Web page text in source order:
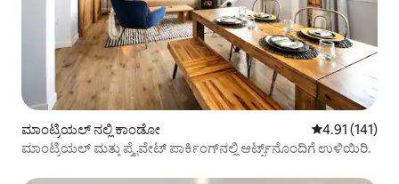
ಮಾಂಟ್ರಿಯಲ್ ನಲ್ಲಿ ಕಾಂಡೋ 5 ರಲ್ಲಿ 4.91
4.91 (141)
ಮಾಂಟ್ರಿಯಲ್ ಮತ್ತು ಪ್ರೈವೇಟ್ ಪಾರ್ಕಿಂಗ್‌ನಲ್ಲಿ ಆರ್ಟ್ಸ್‌ನೊಂದಿಗೆ ಉಳಿಯಿರಿ.